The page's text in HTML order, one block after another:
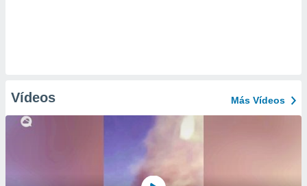
Vídeos Más Vídeos